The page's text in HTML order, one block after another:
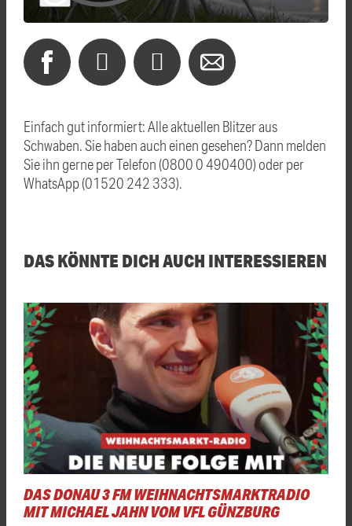
Einfach gut informiert: Alle aktuellen Blitzer aus
Schwaben. Sie haben auch einen gesehen? Dann melden
Sie ihn gerne per Telefon (0800 0 490400) oder per
WhatsApp (01520 242 333).
DAS KÖNNTE DICH AUCH INTERESSIEREN
DAS DONAU 3 FM WEIHNACHTSMARKTRADIO
MIT MICHAEL JAHN VOM VFL GÜNZBURG